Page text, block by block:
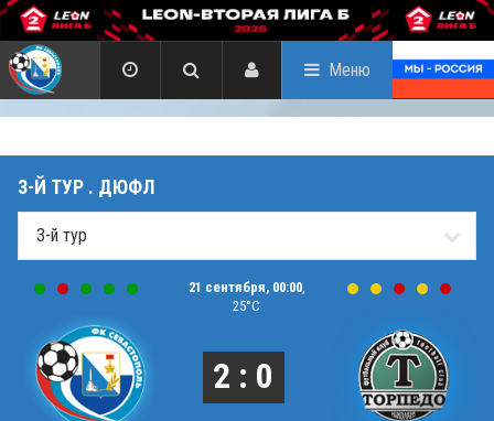
Меню
3-Й ТУР . ДЮФЛ
21 сентября, 00:00,
25°C
2 : 0